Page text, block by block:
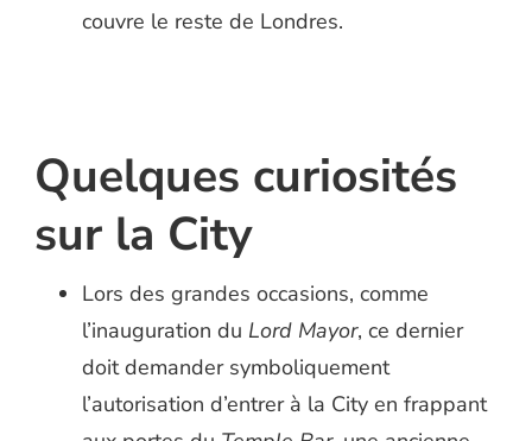
couvre le reste de Londres.
Quelques curiosités
sur la City
Lors des grandes occasions, comme
l’inauguration du Lord Mayor, ce dernier
doit demander symboliquement
l’autorisation d’entrer à la City en frappant